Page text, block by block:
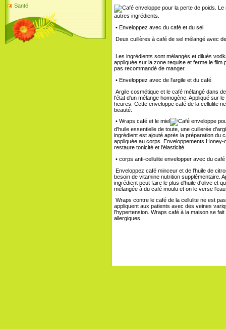
Santé
autres ingrédients.
• Enveloppez avec du café et du sel
Deux cuillères à café de sel mélangé avec
Les ingrédients sont mélangés et dilués
appliquée sur la zone requise et ferme le
pas recommandé de manger.
• Enveloppez avec de l'argile et du café
Argile cosmétique et le café mélangé dans
l'état d'un mélange homogène. Appliqué sur
heures. Cette enveloppe café de la cellulite
beauté.
• Wraps café et le miel
d'huile essentielle de toute, une cuillerée
ingrédient est ajouté après la préparation du
appliquée au corps. Enveloppements
restaure tonicité et l'élasticité.
• corps anti-cellulite envelopper avec du
Enveloppez café minceur et de l'huile de
besoin de vitamine nutrition supplémentaire.
ingrédient peut faire le plus d'huile d'olive et
mélangée à du café moulu et on le verse
Wraps contre le café de la cellulite ne est
appliquent aux patients avec des veines
l'hypertension. Wraps café à la maison se
allergiques.